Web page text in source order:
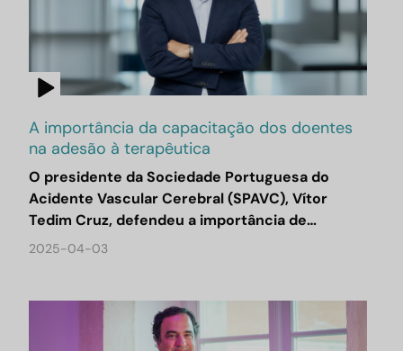
A importância da capacitação dos doentes
na adesão à terapêutica
O presidente da Sociedade Portuguesa do
Acidente Vascular Cerebral (SPAVC), Vítor
Tedim Cruz, defendeu a importância de…
2025-04-03